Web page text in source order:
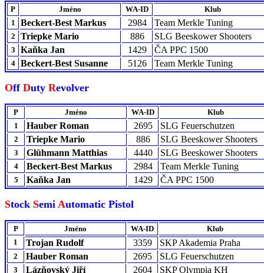
P Jméno WA-ID
Klub
1
Beckert-Best Markus 2984 Team Merkle Tuning
2 Triepke Mario 886 SLG Beeskower Shooters
3 Kaňka Jan 1429 ČA PPC 1500
4 Beckert-Best Susanne 5126 Team Merkle Tuning
OffDuty Revolver
P Jméno WA-ID
Klub
1
Hauber Roman 2695 SLG Feuerschutzen
2 Triepke Mario 886 SLG Beeskower Shooters
3 Glühmann Matthias 4440 SLG Beeskower Shooters
4 Beckert-Best Markus 2984 Team Merkle Tuning
5 Kaňka Jan 1429 ČA PPC 1500
Stock Semi Automatic Pistol
P Jméno WA-ID
Klub
1
Trojan Rudolf 3359 SKP Akademia Praha
2 Hauber Roman 2695 SLG Feuerschutzen
3 Lázňovský Jiří 2604 SKP Olympia KH